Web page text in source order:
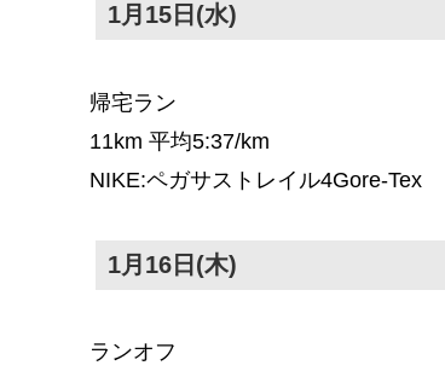
1月15日(水)
帰宅ラン
11km 平均5:37/km
NIKE:ペガサストレイル4Gore-Tex
1月16日(木)
ランオフ